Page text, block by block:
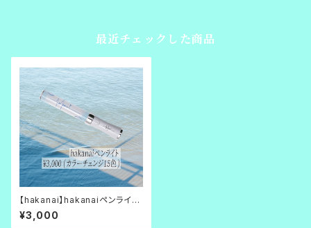
最近チェックした商品
【hakanai】hakanaiペンライト
(カラーチェンジ15色)【別世界。】
¥3,000